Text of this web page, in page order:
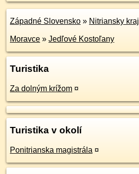
Západné Slovensko » Nitriansky kraj
Moravce » Jedľové Kostoľany
Turistika
Za dolným krížom ¤
Turistika v okolí
Ponitrianska magistrála ¤